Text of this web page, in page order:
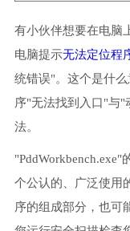
有小伙伴想要在电脑
电脑提示无法定位程
统错误"。这个是什
序"无法找到入口"与
法。
个公认的、广泛使用
序的组成部分，也可